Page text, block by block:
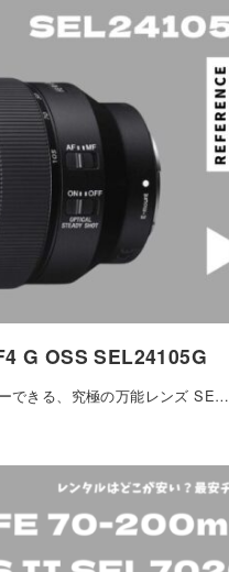
G OSS SEL24105G
できる、究極の万能レンズ SE…